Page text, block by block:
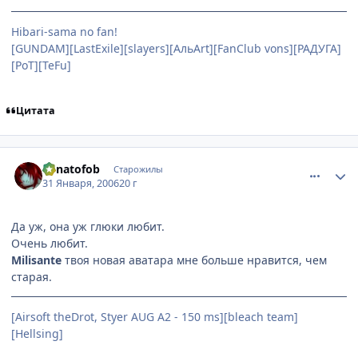
Hibari-sama no fan!
[GUNDAM][LastExile][slayers][АльArt][FanClub vons][РАДУГА]
[PoT][TeFu]
Цитата
Lunatofob Старожилы
31 Января, 200620 г
Да уж, она уж глюки любит.
Очень любит.
Milisante твоя новая аватара мне больше нравится, чем
старая.
[Airsoft theDrot, Styer AUG A2 - 150 ms][bleach team]
[Hellsing]